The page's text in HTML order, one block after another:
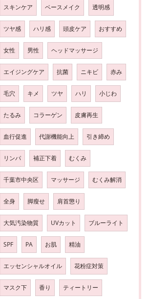
スキンケア ベースメイク 透明感
ツヤ感 ハリ感 頭皮ケア おすすめ
女性 男性 ヘッドマッサージ
エイジングケア 抗菌 ニキビ 赤み
毛穴 キメ ツヤ ハリ 小じわ
たるみ コラーゲン 皮膚再生
血行促進 代謝機能向上 引き締め
リンパ 補正下着 むくみ
千葉市中央区 マッサージ むくみ解消
全身 脚瘦せ 肩首懲り
大気汚染物質 UVカット ブルーライト
SPF PA お肌 精油
エッセンシャルオイル 花粉症対策
マスク下 香り ティートリー